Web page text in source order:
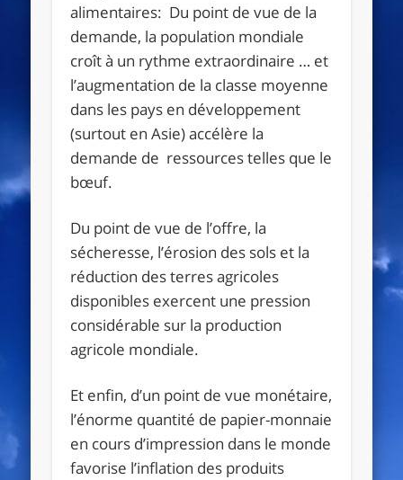
alimentaires: Du point de vue de la
demande, la population mondiale
croît à un rythme extraordinaire … et
l’augmentation de la classe moyenne
dans les pays en développement
(surtout en Asie) accélère la
demande de ressources telles que le
bœuf.
Du point de vue de l’offre, la
sécheresse, l’érosion des sols et la
réduction des terres agricoles
disponibles exercent une pression
considérable sur la production
agricole mondiale.
Et enfin, d’un point de vue monétaire,
l’énorme quantité de papier-monnaie
en cours d’impression dans le monde
favorise l’inflation des produits